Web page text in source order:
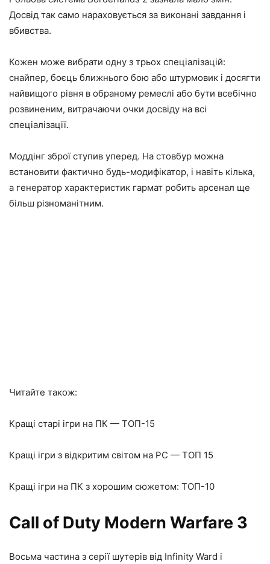
Досвід так само нараховується за виконані завдання і
вбивства.
Кожен може вибрати одну з трьох спеціалізацій:
снайпер, боєць ближнього бою або штурмовик і досягти
найвищого рівня в обраному ремеслі або бути всебічно
розвиненим, витрачаючи очки досвіду на всі
спеціалізації.
Моддінг зброї ступив уперед. На стовбур можна
встановити фактично будь-модифікатор, і навіть кілька,
а генератор характеристик гармат робить арсенал ще
більш різноманітним.
Читайте також:
Кращі старі ігри на ПК — ТОП-15
Кращі ігри з відкритим світом на PC — ТОП 15
Кращі ігри на ПК з хорошим сюжетом: ТОП-10
Call of Duty Modern Warfare 3
Восьма частина з серії шутерів від Infinity Ward і